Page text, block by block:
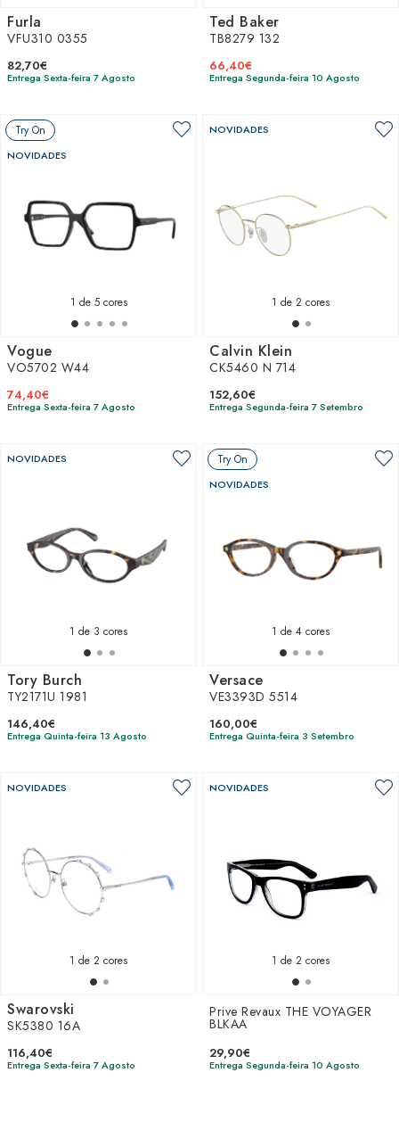
Furla
VFU310 0355
82,70€
Entrega Sexta-feira 7 Agosto
Ted Baker
TB8279 132
66,40€
Entrega Segunda-feira 10 Agosto
Try On
NOVIDADES
1 de 5 cores
Vogue
VO5702 W44
74,40€
Entrega Sexta-feira 7 Agosto
NOVIDADES
1 de 2 cores
Calvin Klein
CK5460 N 714
152,60€
Entrega Segunda-feira 7 Setembro
NOVIDADES
1 de 3 cores
Tory Burch
TY2171U 1981
146,40€
Entrega Quinta-feira 13 Agosto
Try On
NOVIDADES
1 de 4 cores
Versace
VE3393D 5514
160,00€
Entrega Quinta-feira 3 Setembro
NOVIDADES
1 de 2 cores
Swarovski
SK5380 16A
116,40€
Entrega Sexta-feira 7 Agosto
NOVIDADES
1 de 2 cores
Prive Revaux THE VOYAGER
BLKAA
29,90€
Entrega Segunda-feira 10 Agosto